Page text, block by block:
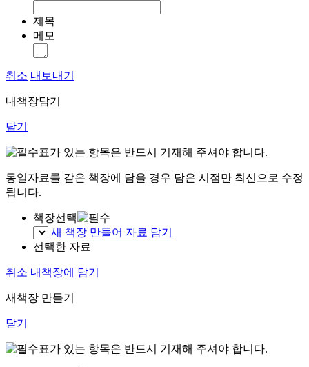
제목
메모
취소 내보내기
내책장담기
닫기
표가 있는 항목은 반드시 기재해 주셔야 합니다.
동일자료를 같은 책장에 담을 경우 담은 시점만 최신으로 수정
됩니다.
책장선택
새 책장 만들어 자료 담기
선택한 자료
취소 내책장에 담기
새책장 만들기
닫기
표가 있는 항목은 반드시 기재해 주셔야 합니다.